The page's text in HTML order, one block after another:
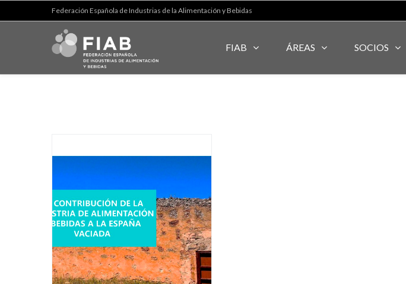
Federación Española de Industrias de la Alimentación y Bebidas
FIAB ÁREAS SOCIOS